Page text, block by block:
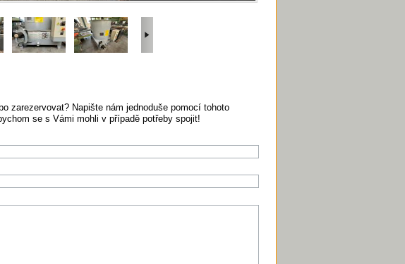
zarezervovat? Napište nám jednoduše pomocí tohoto
se s Vámi mohli v případě potřeby spojit!